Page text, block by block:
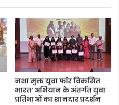
नशा मुक्त युवा फॉर विकसित
भारत’ अभियान के अंतर्गत युवा
प्रतिभाओं का शानदार प्रदर्शन